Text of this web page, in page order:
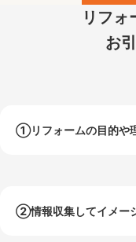
リフォ
お
①リフォームの目的や
②情報収集してイメー